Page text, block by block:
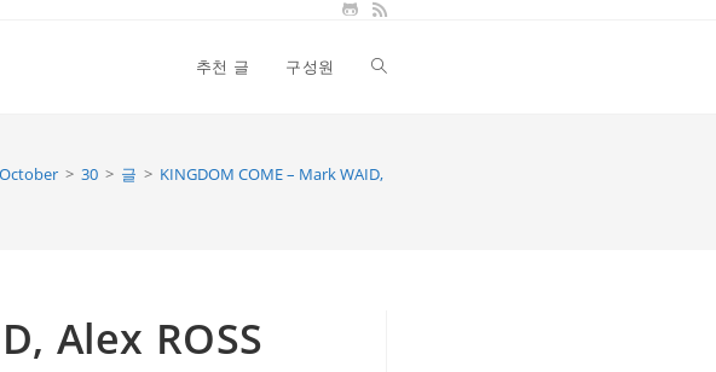
추천 글 구성원 Toggle
October > 30 > 글 > KINGDOM COME – Mark WAID, Alex ROSS
Alex ROSS